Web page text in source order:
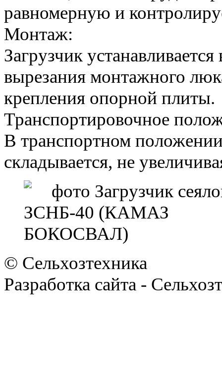
равномерную и
Монтаж:
Загрузчик
вырезания монтажного
крепления опорной плиты.
Транспортировочное
В транспортном
складывается, не
© Сельхозтехника
Разработка сайта -